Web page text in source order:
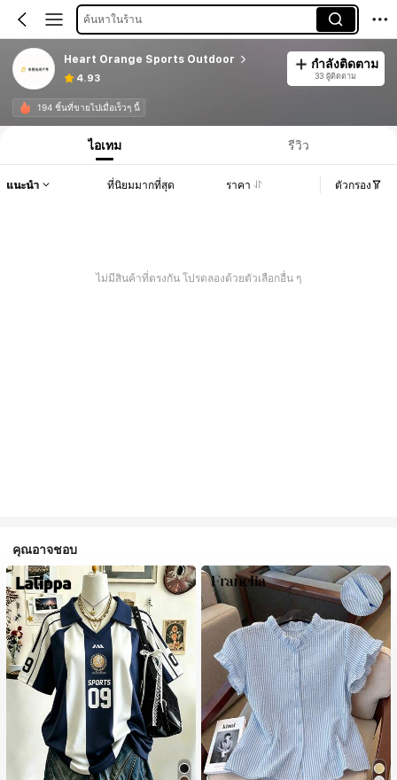
ค้นหาในร้าน
Heart Orange Sports Outdoor
4.93
กำลังติดตาม
33 ผู้ติดตาม
194 ชิ้นที่ขายไปเมื่อเร็วๆ นี้
ไอเทม รีวิว
แนะนำ ที่นิยมมากที่สุด ราคา ตัวกรอง
ไม่มีสินค้าที่ตรงกัน โปรดลองด้วยตัวเลือกอื่น ๆ
คุณอาจชอบ